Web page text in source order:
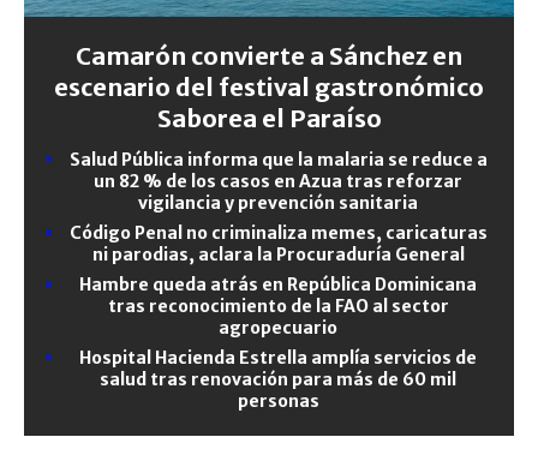
Camarón convierte a Sánchez en
escenario del festival gastronómico
Saborea el Paraíso
Salud Pública informa que la malaria se reduce a
un 82 % de los casos en Azua tras reforzar
vigilancia y prevención sanitaria
Código Penal no criminaliza memes, caricaturas
ni parodias, aclara la Procuraduría General
Hambre queda atrás en República Dominicana
tras reconocimiento de la FAO al sector
agropecuario
Hospital Hacienda Estrella amplía servicios de
salud tras renovación para más de 60 mil
personas